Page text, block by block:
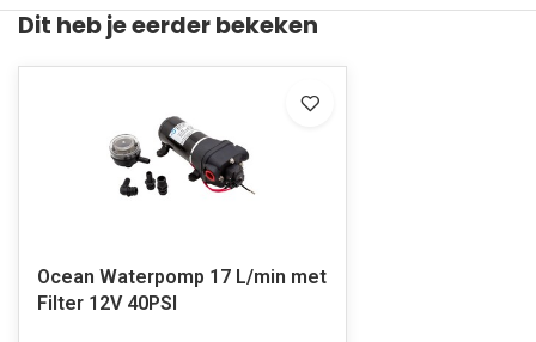
Dit heb je eerder bekeken
Ocean Waterpomp 17 L/min met
Filter 12V 40PSI